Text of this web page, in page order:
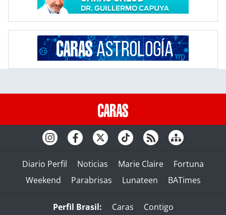
Diario Perfil Noticias Marie Claire
Fortuna
Weekend
Parabrisas Lunateen BATimes
Perfil Brasil: Caras Contigo